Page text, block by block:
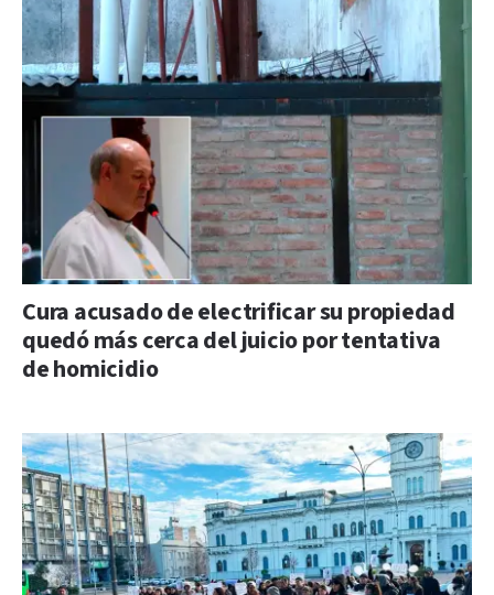
Cura acusado de electrificar su propiedad
quedó más cerca del juicio por tentativa
de homicidio